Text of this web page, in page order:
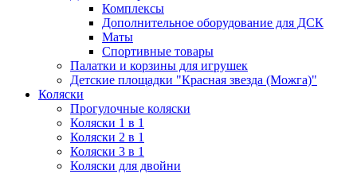
Комплексы
Дополнительное оборудование для ДСК
Маты
Спортивные товары
Палатки и корзины для игрушек
Детские площадки "Красная звезда (Можга)"
Коляски
Прогулочные коляски
Коляски 1 в 1
Коляски 2 в 1
Коляски 3 в 1
Коляски для двойни